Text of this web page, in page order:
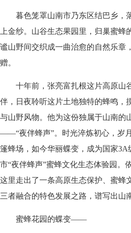
暮色笼罩山南市乃东区结巴乡，
上金纱。山谷生态果园里，归巢蜜
谧山野间交织成一曲治愈的自然乐章
赠。
十年前，张亮富扎根这片高原山
伴，日夜聆听这片土地独特的蜂鸣，
与山野风物。他为这份独属于山南的
——“夜伴蜂声”。时光淬炼初心，岁
篷蜂场，如今华丽蝶变，成为国家
市“夜伴蜂声”蜜蜂文化生态体验园。
这里走出了一条高原生态保护、蜜蜂
三者融合的特色发展之路，谱写出山
蜜蜂花园的蝶变——